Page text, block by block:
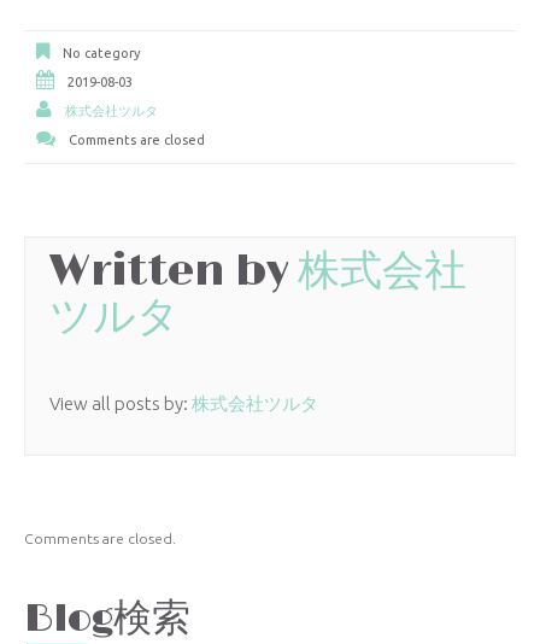
No category
2019-08-03
株式会社ツルタ
Comments are closed
Written by株式会社
ツルタ
View all posts by: 株式会社ツルタ
Comments are closed.
Blog検索